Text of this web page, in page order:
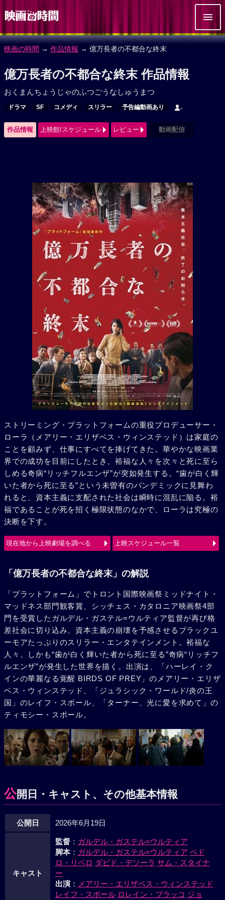
映画の時間 → 作品情報 → 億万長者の不都合な終末
億万長者の不都合な終末 作品情報
おくまんちょうじゃのふつごうなしゅうまつ
ドラマ SF コメディ スリラー 予告編動画あり -
作品情報 上映館/スケジュール レビュー 動画配信
ストリーミング・プラットフォームの重役プロデューサー・
ローラ（メアリー・エリザベス・ウィンステッド）は家庭の
ことを顧みず、仕事にすべてを捧げてきた。華やかな映画業
界での成功を目前にしたとき、裕福な人々を次々と死に至ら
しめる奇病“リッチフルエンザ”が突如発生する。“歯が白く輝
いた者から死に至る”という未曽有のパンデミックに見舞わ
れると、資本主義に支配された社会は瞬時に混乱に陥る。裕
福であることが死を招く極限状態のなかで、ローラは究極の
決断を下す。
現在地から上映劇場を調べる 上映スケジュール一覧
「億万長者の不都合な終末」の解説
「プラットフォーム」でトロント国際映画祭ミッドナイト・
マッドネス部門観客賞、シッチェス・カタロニア映画祭4部
門を受賞したガルデル・ガステル=ウルティア監督が再び格
差社会に切り込み、資本主義の崩壊を予感させるブラックユ
ーモアたっぷりのスリラー・エンタテインメント。裕福な
人々、しかも“歯が白く輝いた者から死に至る”奇病“リッチフ
ルエンザ”が発生した世界を描く。出演は、「ハーレイ・ク
インの華麗なる覚醒 BIRDS OF PREY」のメアリー・エリザ
ベス・ウィンステッド、「ジュラシック・ワールド/炎の王
国」のレイフ・スポール、「ターナー、光に愛を求めて」の
ティモシー・スポール。
公開日・キャスト、その他基本情報
公開日 2026年6月19日
キャスト
監督： ガルデル・ガステル=ウルティア
脚本： ガルデル・ガステル=ウルティア ペド
ロ・リベロ ダビド・デソーラ サム・スタイナ
ー
出演： メアリー・エリザベス・ウィンステッド
レイフ・スポール ロレイン・ブラッコ ジョ